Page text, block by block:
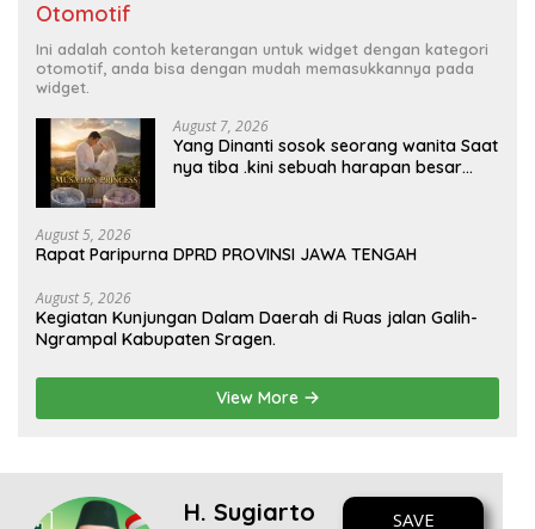
Otomotif
Ini adalah contoh keterangan untuk widget dengan kategori
otomotif, anda bisa dengan mudah memasukkannya pada
widget.
August 7, 2026
Yang Dinanti sosok seorang wanita Saat
nya tiba .kini sebuah harapan besar
August 5, 2026
Rapat Paripurna DPRD PROVINSI JAWA TENGAH
August 5, 2026
Kegiatan Kunjungan Dalam Daerah di Ruas jalan Galih-
Ngrampal Kabupaten Sragen.
View More
H. Sugiarto
SAVE